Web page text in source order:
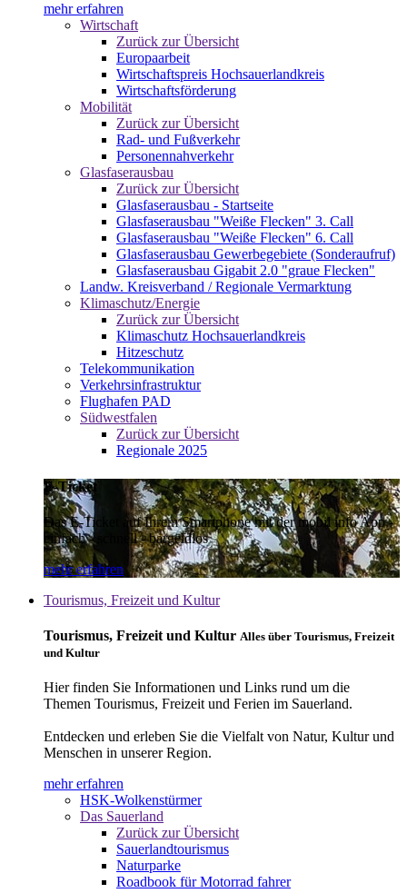
mehr erfahren
Wirtschaft
Zurück zur Übersicht
Europaarbeit
Wirtschaftspreis Hochsauerlandkreis
Wirtschaftsförderung
Mobilität
Zurück zur Übersicht
Rad- und Fußverkehr
Personennahverkehr
Glasfaserausbau
Zurück zur Übersicht
Glasfaserausbau - Startseite
Glasfaserausbau "Weiße Flecken" 3. Call
Glasfaserausbau "Weiße Flecken" 6. Call
Glasfaserausbau Gewerbegebiete (Sonderaufruf)
Glasfaserausbau Gigabit 2.0 "graue Flecken"
Landw. Kreisverband / Regionale Vermarktung
Klimaschutz/Energie
Zurück zur Übersicht
Klimaschutz Hochsauerlandkreis
Hitzeschutz
Telekommunikation
Verkehrsinfrastruktur
Flughafen PAD
Südwestfalen
Zurück zur Übersicht
Regionale 2025
E-Ticket
Das E-Ticket auf Ihrem Smartphone mit der mobil info App -
einfach - schnell - bargeldlos
mehr erfahren
Tourismus, Freizeit und Kultur
Tourismus, Freizeit und Kultur Alles über Tourismus, Freizeit
und Kultur
Hier finden Sie Informationen und Links rund um die
Themen Tourismus, Freizeit und Ferien im Sauerland.
Entdecken und erleben Sie die Vielfalt von Natur, Kultur und
Menschen in unserer Region.
mehr erfahren
HSK-Wolkenstürmer
Das Sauerland
Zurück zur Übersicht
Sauerlandtourismus
Naturparke
Roadbook für Motorrad fahrer